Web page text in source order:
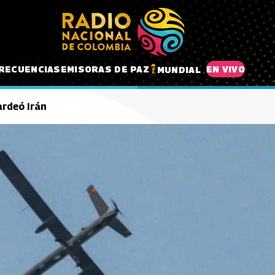
EMISORAS DE PAZ MUNDIAL EN VIVO
Irán